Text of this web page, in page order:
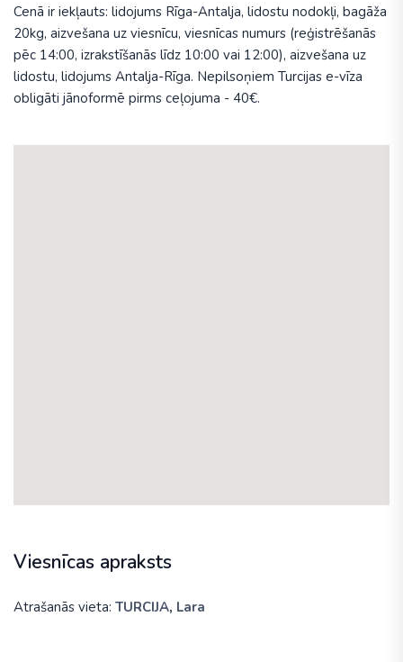
Cenā ir iekļauts: lidojums Rīga-Antalja, lidostu nodokļi, bagāža
20kg, aizvešana uz viesnīcu, viesnīcas numurs (reģistrēšanās
pēc 14:00, izrakstīšanās līdz 10:00 vai 12:00), aizvešana uz
lidostu, lidojums Antalja-Rīga. Nepilsoņiem Turcijas e-vīza
obligāti jānoformē pirms ceļojuma - 40€.
Viesnīcas apraksts
Atrašanās vieta: TURCIJA, Lara